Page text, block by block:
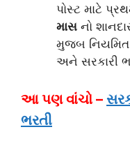
પોસ્ટ માટે
માસ નો
મુજબ નિયમિત
અને સરકારી
આ પણ વાંચો –
ભરતી